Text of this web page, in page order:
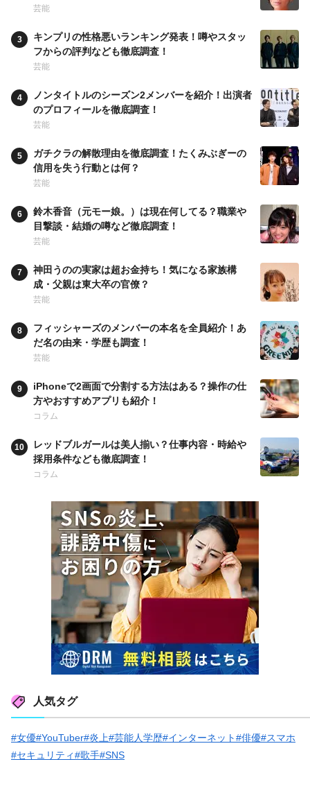
芸能
キンプリの性格悪いランキング発表！噂やスタッ
フからの評判なども徹底調査！
芸能
ノンタイトルのシーズン2メンバーを紹介！出演者
のプロフィールを徹底調査！
芸能
ガチクラの解散理由を徹底調査！たくみぶぎーの
信用を失う行動とは何？
芸能
鈴木香音（元モー娘。）は現在何してる？職業や
目撃談・結婚の噂など徹底調査！
芸能
神田うのの実家は超お金持ち！気になる家族構
成・父親は東大卒の官僚？
芸能
フィッシャーズのメンバーの本名を全員紹介！あ
だ名の由来・学歴も調査！
芸能
iPhoneで2画面で分割する方法はある？操作の仕
方やおすすめアプリも紹介！
コラム
レッドブルガールは美人揃い？仕事内容・時給や
採用条件なども徹底調査！
コラム
人気タグ
#女優#YouTuber#炎上#芸能人学歴#インターネット#俳優#スマホ
#セキュリティ#歌手#SNS